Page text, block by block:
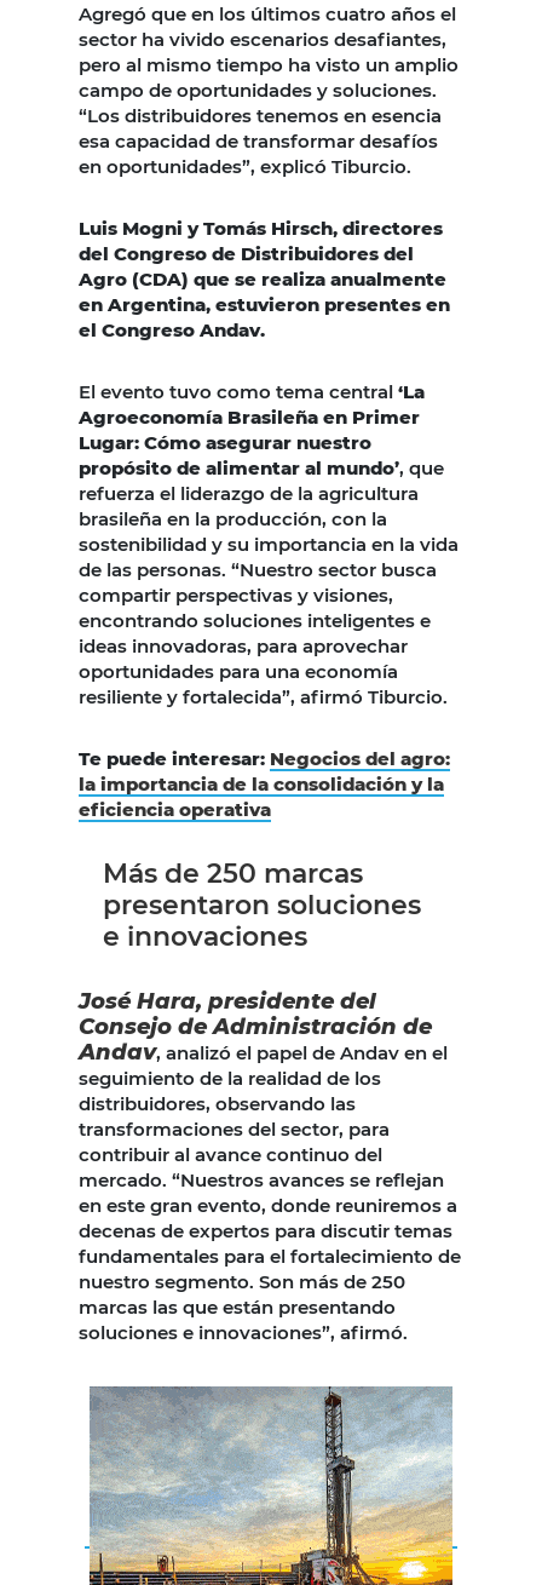
Agregó que en los últimos cuatro años el
sector ha vivido escenarios desafiantes,
pero al mismo tiempo ha visto un amplio
campo de oportunidades y soluciones.
“Los distribuidores tenemos en esencia
esa capacidad de transformar desafíos
en oportunidades”, explicó Tiburcio.
Luis Mogni y Tomás Hirsch, directores
del Congreso de Distribuidores del
Agro (CDA) que se realiza anualmente
en Argentina, estuvieron presentes en
el Congreso Andav.
El evento tuvo como tema central ‘La
Agroeconomía Brasileña en Primer
Lugar: Cómo asegurar nuestro
propósito de alimentar al mundo’, que
refuerza el liderazgo de la agricultura
brasileña en la producción, con la
sostenibilidad y su importancia en la vida
de las personas. “Nuestro sector busca
compartir perspectivas y visiones,
encontrando soluciones inteligentes e
ideas innovadoras, para aprovechar
oportunidades para una economía
resiliente y fortalecida”, afirmó Tiburcio.
Te puede interesar: Negocios del agro:
la importancia de la consolidación y la
eficiencia operativa
Más de 250 marcas
presentaron soluciones
e innovaciones
José Hara, presidente del
Consejo de Administración de
Andav, analizó el papel de Andav en el
seguimiento de la realidad de los
distribuidores, observando las
transformaciones del sector, para
contribuir al avance continuo del
mercado. “Nuestros avances se reflejan
en este gran evento, donde reuniremos a
decenas de expertos para discutir temas
fundamentales para el fortalecimiento de
nuestro segmento. Son más de 250
marcas las que están presentando
soluciones e innovaciones”, afirmó.